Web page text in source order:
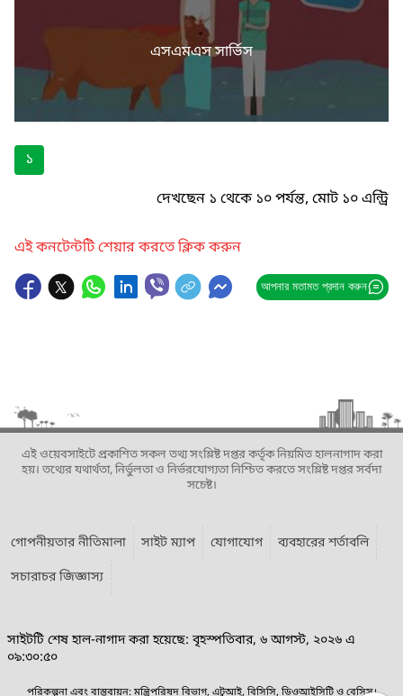
এসএমএস সার্ভিস
১
দেখছেন ১ থেকে ১০ পর্যন্ত, মোট ১০ এন্ট্রি
এই কনটেন্টটি শেয়ার করতে ক্লিক করুন
আপনার মতামত প্রদান করুন
এই ওয়েবসাইটে প্রকাশিত সকল তথ্য সংশ্লিষ্ট দপ্তর কর্তৃক নিয়মিত হালনাগাদ করা
হয়। তথ্যের যথার্থতা, নির্ভুলতা ও নির্ভরযোগ্যতা নিশ্চিত করতে সংশ্লিষ্ট দপ্তর সর্বদা
সচেষ্ট।
গোপনীয়তার নীতিমালা সাইট ম্যাপ যোগাযোগ
ব্যবহারের শর্তাবলি
সচারাচর জিজ্ঞাস্য
সাইটটি শেষ হাল-নাগাদ করা হয়েছে: বৃহস্পতিবার, ৬ আগস্ট, ২০২৬ এ
০৯:৩০:৫০
পরিকল্পনা এবং বাস্তবায়ন: মন্ত্রিপরিষদ বিভাগ, এটুআই, বিসিসি, ডিওআইসিটি ও বেসিস।